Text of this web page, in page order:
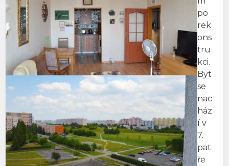
po
rek
ons
tru
kci.
Byt
se
nac
ház
í v
7.
pat
ře